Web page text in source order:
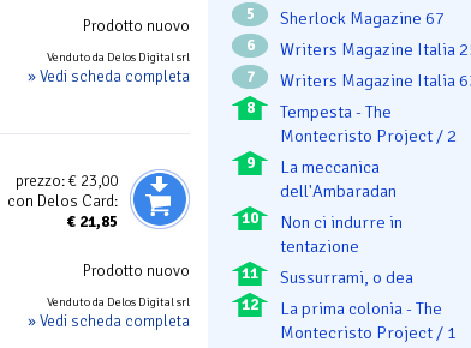
Prodotto nuovo
Venduto da Delos Digital srl
» Vedi scheda completa
prezzo:€ 23,00
con Delos Card:
€ 21,85
Prodotto nuovo
Venduto da Delos Digital srl
» Vedi scheda completa
5 Sherlock Magazine 67
6 Writers Magazine Italia
7 Writers Magazine Italia
8
Tempesta - The
Montecristo Project / 2
9
La meccanica
dell'Ambaradan
10
Non ci indurre in
tentazione
11 Sussurrami, o dea
12
La prima colonia - The
Montecristo Project / 1